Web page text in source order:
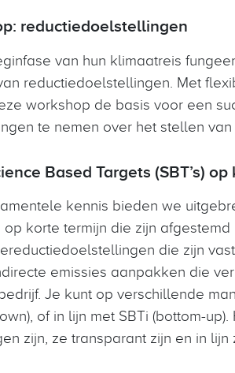
reductiedoelstellingen
van hun klimaatreis
reductiedoelstellingen. Met
workshop de basis voor een
te nemen over het stellen
Based Targets (SBT’s)
kennis bieden we
korte termijn die zijn
die zijn
emissies aanpakken die
Je kunt op verschillende
of in lijn met SBTi (bottom-
zijn, ze transparant zijn en in